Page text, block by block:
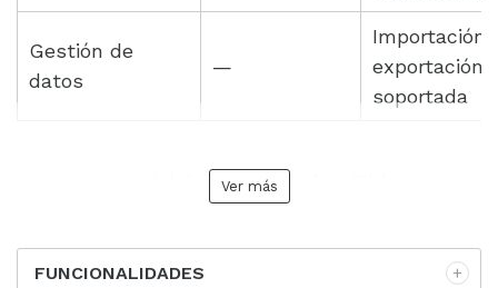
Gestión de
datos
—
Importación
exportación
soportada
Ver módulo INS Shopping Slider
Ver más
FUNCIONALIDADES